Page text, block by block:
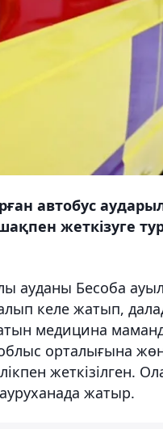
автобус
жеткізуге
ауданы Бесоба
келе жатып,
медицина
орталығына
жеткізілген.
жатыр.